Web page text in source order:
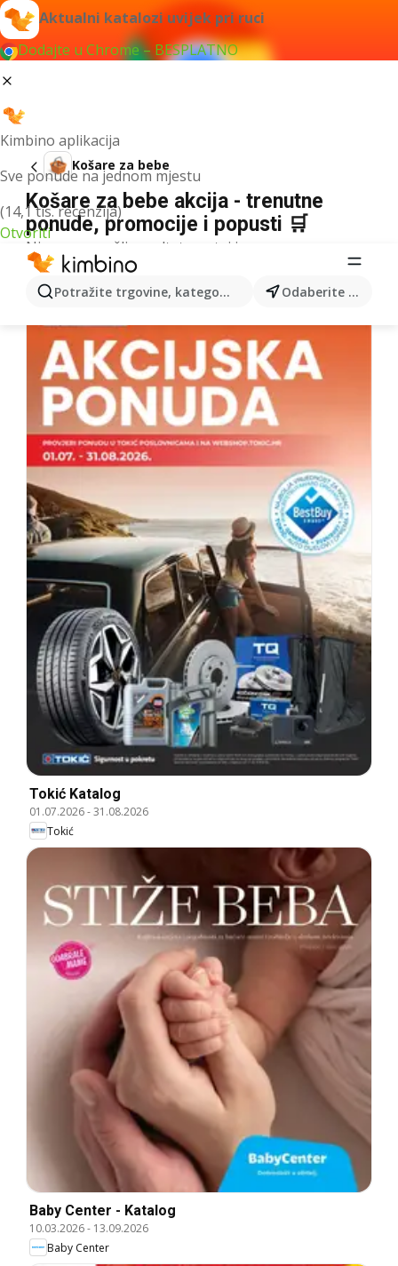
Aktualni katalozi uvijek pri ruci
Dodajte u Chrome – BESPLATNO
Kimbino aplikacija
Sve ponude na jednom mjestu
(14,1 tis. recenzija)
Otvoriti
Potražite trgovine, kategorije, proizvode... Odaberite grad
Košare za bebe
Košare za bebe akcija - trenutne
ponude, promocije i popusti 🛒
Nismo pronašli rezultate za taj izraz.
Više kataloga iz kategorije
Tokić Katalog
01.07.2026-31.08.2026
Tokić
Baby Center - Katalog
10.03.2026- 13.09.2026
Baby Center